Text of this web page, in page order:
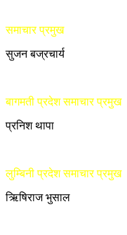
समाचार प्रमुख
सुजन बज्रचार्य
बागमती प्रदेश समाचार प्रमुख
प्रनिश थापा
लुम्बिनी प्रदेश समाचार प्रमुख
ऋिषिराज भुसाल